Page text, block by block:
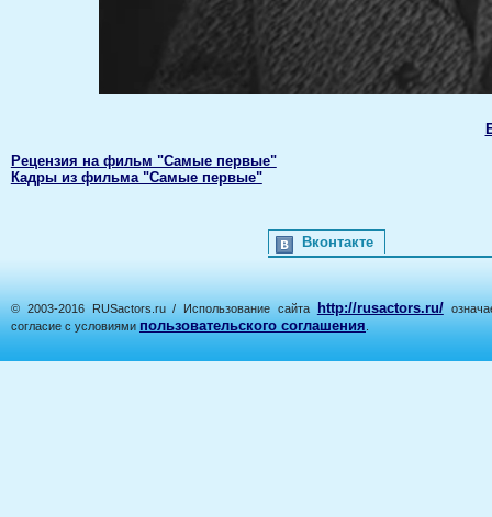
Рецензия на фильм "Самые первые"
Кадры из фильма "Самые первые"
Вконтакте
© 2003-2016 RUSactors.ru / Использование сайта http://rusactors.ru/
согласие с условиями пользовательского соглашения